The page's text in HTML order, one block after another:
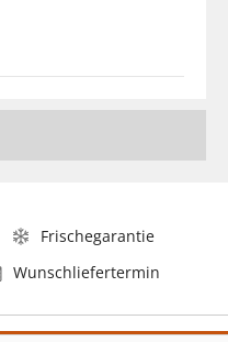
Frischegarantie
Wunschliefertermin